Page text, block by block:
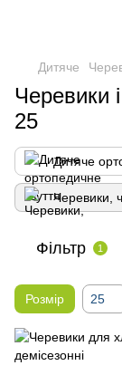
Дитяче
Черевики
25
Дитяче
Черевики,
Фільтр 1
Розмір 25